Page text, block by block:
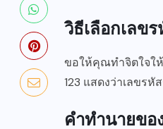
วิธีเลือกเลข
ขอให้คุณทำจิตใจให้
123 แสดงว่าเลขร
คำทำนายขอ